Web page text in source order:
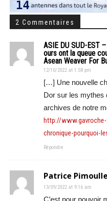
2 Commentaires
ASIE DU SUD-EST
ours ont la queue
Asean Weaver For
12/10/2022 at 1:58 pm
[…] Une nouvelle
Dor sur les mythes
archives de notre
http://
chronique-pourquoi-
Répondre
Patrice Pimoulle
13/09/2022 at 9:16 am